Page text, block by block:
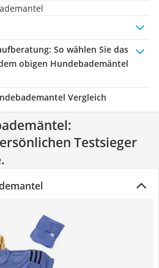
: So wählen Sie das
obigen Hundebademäntel
Vergleich
Testsieger